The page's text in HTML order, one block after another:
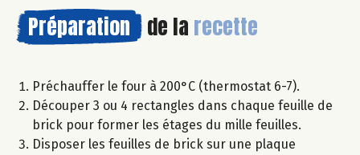
Préparation de la recette
Préchauffer le four à 200°C (thermostat 6-7).
Découper 3 ou 4 rectangles dans chaque feuille de
brick pour former les étages du mille feuilles.
Disposer les feuilles de brick sur une plaque